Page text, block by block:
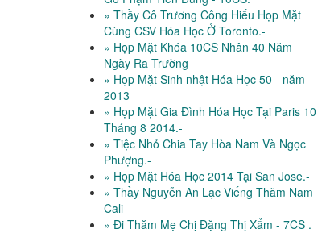
» Thầy Cô Trương Công Hiếu Họp Mặt
Cùng CSV Hóa Học Ở Toronto.-
» Họp Mặt Khóa 10CS Nhân 40 Năm
Ngày Ra Trường
» Họp Mặt Sinh nhật Hóa Học 50 - năm
2013
» Họp Mặt Gia Đình Hóa Học Tại Paris 10
Tháng 8 2014.-
» Tiệc Nhỏ Chia Tay Hòa Nam Và Ngọc
Phượng.-
» Họp Mặt Hóa Học 2014 Tại San Jose.-
» Thầy Nguyễn An Lạc Viếng Thăm Nam
Cali
» Đi Thăm Mẹ Chị Đặng Thị Xẩm - 7CS .